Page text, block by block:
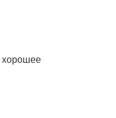
хорошее